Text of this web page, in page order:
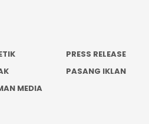
PRESS RELEASE
PASANG IKLAN
MEDIA